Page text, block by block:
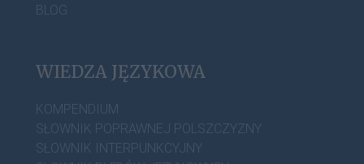
BLOG
WIEDZA JĘZYKOWA
KOMPENDIUM
SŁOWNIK POPRAWNEJ POLSZCZYZNY
SŁOWNIK INTERPUNKCYJNY